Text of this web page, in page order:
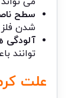
سطح
شدن
آلودگی‌
توانند
علت